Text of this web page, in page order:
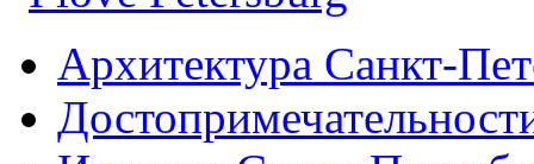
Архитектура Санкт-